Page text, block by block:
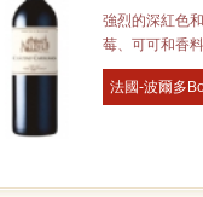
強烈的深紅色
莓、可可和香
法國-波爾多